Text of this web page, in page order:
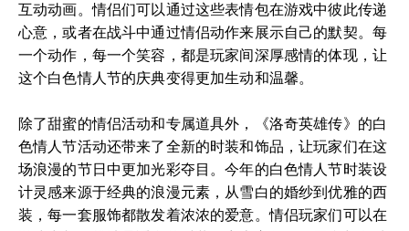
互动动画。情侣们可以通过这些表情包在游戏中彼此传递
心意，或者在战斗中通过情侣动作来展示自己的默契。每
一个动作，每一个笑容，都是玩家间深厚感情的体现，让
这个白色情人节的庆典变得更加生动和温馨。
除了甜蜜的情侣活动和专属道具外，《洛奇英雄传》的白
色情人节活动还带来了全新的时装和饰品，让玩家们在这
场浪漫的节日中更加光彩夺目。今年的白色情人节时装设
计灵感来源于经典的浪漫元素，从雪白的婚纱到优雅的西
装，每一套服饰都散发着浓浓的爱意。情侣玩家们可以在